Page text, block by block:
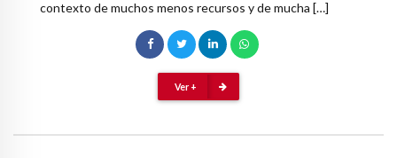
contexto de muchos menos recursos y de mucha […]
Ver +